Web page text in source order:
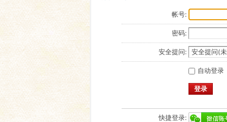
帐号:
密码:
安全提问:
自动登录
登录
快捷登录: